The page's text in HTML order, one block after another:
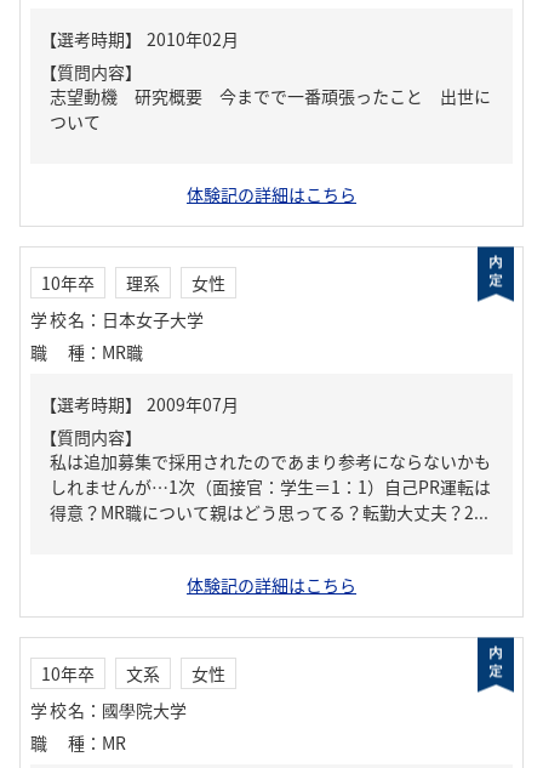
【質問内容】
志望動機 研究概要 今までで一番頑張ったこと 出世に
ついて
体験記の詳細はこちら
10年卒 理系
女性
学校名 ： 日本女子大学
職種 ： MR職
【質問内容】
私は追加募集で採用されたのであまり参考にならないかも
しれませんが…1次（面接官：学生＝1：1）自己PR運転は
得意？MR職について親はどう思ってる？転勤大丈夫？2...
体験記の詳細はこちら
10年卒 文系
女性
学校名 ： 國學院大学
職種 ： MR